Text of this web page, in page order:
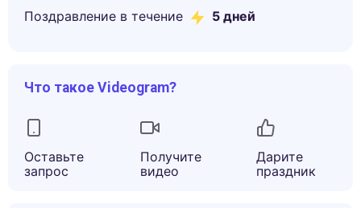
Поздравление в течение 5 дней
Что такое Videogram?
Оставьте
запрос
Получите
видео
Дарите
праздник